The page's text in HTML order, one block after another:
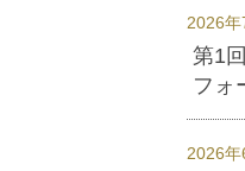
2026年
第1
フォ
2026年